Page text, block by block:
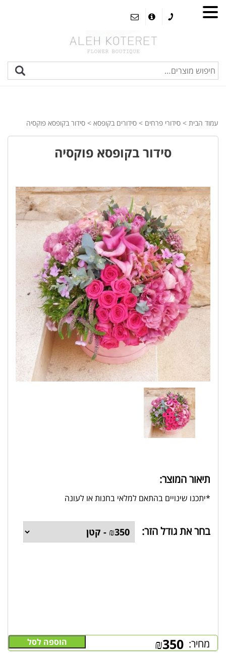
עמוד הבית > סידורי פרחים > סידורים בקופסא > סידור בקופסא פוקסיה
סידור בקופסא פוקסיה
תיאור המוצר:
*יתכנו שינויים בהתאם למלאי בחנות או לעונה
בחר את גודל הזר:
מחיר: ₪350 הוספה לסל